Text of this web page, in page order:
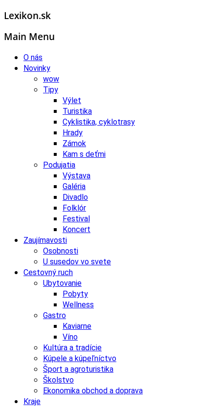
Lexikon.sk
Main Menu
O nás
Novinky
wow
Tipy
Výlet
Turistika
Cyklistika, cyklotrasy
Hrady
Zámok
Kam s deťmi
Podujatia
Výstava
Galéria
Divadlo
Folklór
Festival
Koncert
Zaujímavosti
Osobnosti
U susedov vo svete
Cestovný ruch
Ubytovanie
Pobyty
Wellness
Gastro
Kaviarne
Víno
Kultúra a tradície
Kúpele a kúpeľníctvo
Šport a agroturistika
Školstvo
Ekonomika obchod a doprava
Kraje